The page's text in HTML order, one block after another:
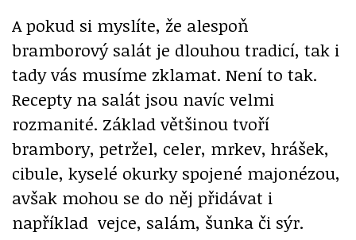
A pokud si myslíte, že alespoň
bramborový salát je dlouhou tradicí, tak i
tady vás musíme zklamat. Není to tak.
Recepty na salát jsou navíc velmi
rozmanité. Základ většinou tvoří
brambory, petržel, celer, mrkev, hrášek,
cibule, kyselé okurky spojené majonézou,
avšak mohou se do něj přidávat i
například vejce, salám, šunka či sýr.